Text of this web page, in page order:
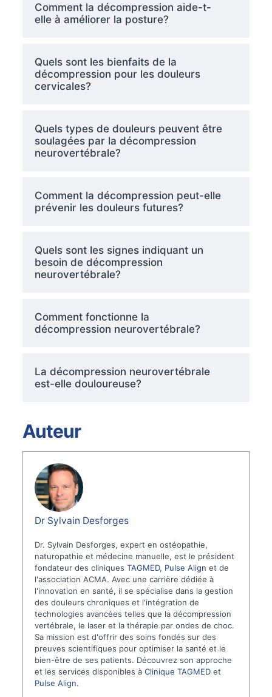
Comment la décompression aide-t-
elle à améliorer la posture?
Quels sont les bienfaits de la
décompression pour les douleurs
cervicales?
Quels types de douleurs peuvent être
soulagées par la décompression
neurovertébrale?
Comment la décompression peut-elle
prévenir les douleurs futures?
Quels sont les signes indiquant un
besoin de décompression
neurovertébrale?
Comment fonctionne la
décompression neurovertébrale?
La décompression neurovertébrale
est-elle douloureuse?
Auteur
Dr Sylvain Desforges
Dr. Sylvain Desforges, expert en ostéopathie,
naturopathie et médecine manuelle, est le président
fondateur des cliniquesTAGMED, Pulse Align et de
l'association ACMA. Avec une carrière dédiée à
l'innovation en santé, il se spécialise dans la gestion
des douleurs chroniques et l'intégration de
technologies avancées telles que la décompression
vertébrale, le laser et la thérapie par ondes de choc.
Sa mission est d'offrir des soins fondés sur des
preuves scientifiques pour optimiser la santé et le
bien-être de ses patients. Découvrez son approche
et les services disponibles àClinique TAGMED et
Pulse Align.